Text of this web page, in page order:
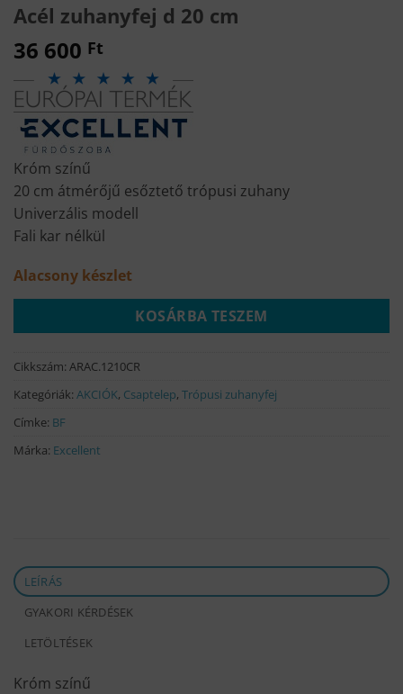
Acél zuhanyfej d 20 cm
36 600 Ft
Króm színű
20 cm átmérőjű esőztető trópusi zuhany
Univerzális modell
Fali kar nélkül
Alacsony készlet
KOSÁRBA TESZEM
Cikkszám: ARAC.1210CR
Kategóriák: AKCIÓK, Csaptelep, Trópusi zuhanyfej
Címke: BF
Márka: Excellent
LEÍRÁS
GYAKORI KÉRDÉSEK
LETÖLTÉSEK
Króm színű